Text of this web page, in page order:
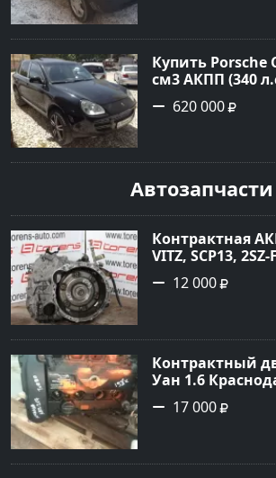
Авторынок23
Купить Porsche
см3 АКПП (340
турбонаддув в
цвет черный
сайте
620 000
Автозапчасти
Контрактная
VITZ, SCP13,
Ростов
12 000
Контрактный
Уан 1.6
17 000